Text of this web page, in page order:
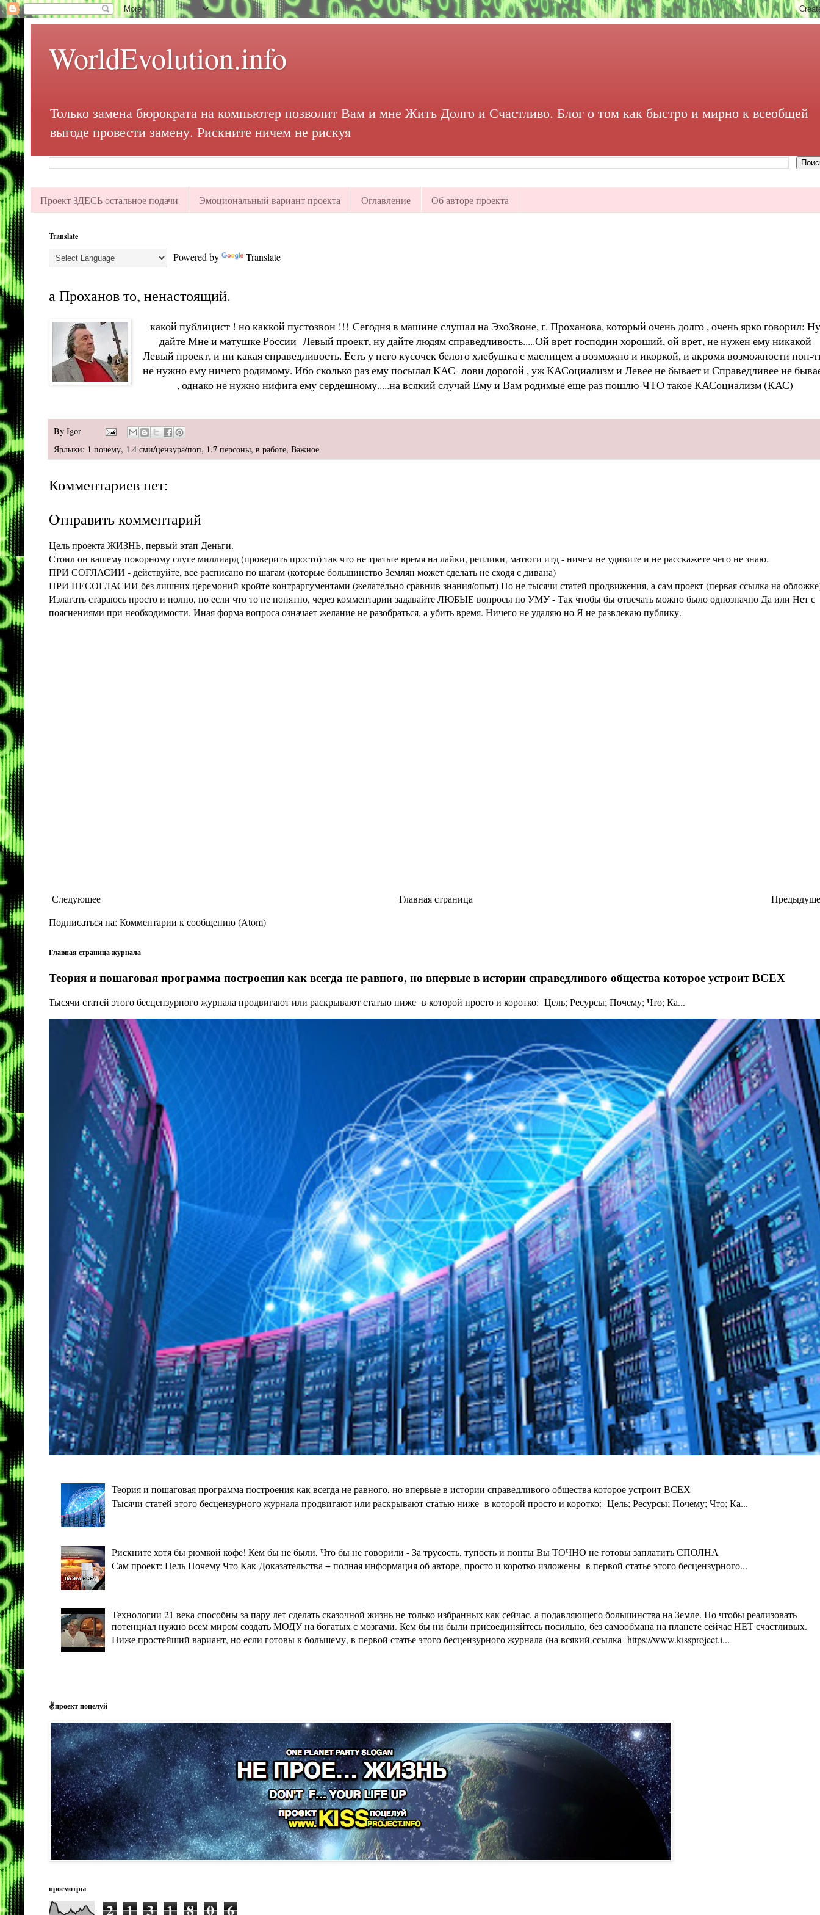
WorldEvolution.info
Только замена бюрократа на компьютер позволит Вам и мне Жить Долго и Счастливо. Блог о том как быстро и мирно к всеобщей
выгоде провести замену. Рискните ничем не рискуя
Проект ЗДЕСЬ остальное подачи Эмоциональный вариант проекта Оглавление Об авторе проекта
Translate
Powered by Translate
а Проханов то, ненастоящий.
какой публицист ! но каккой пустозвон !!! Сегодня в машине слушал на ЭхоЗвоне, г. Проханова, который очень долго , очень ярко говорил: Ну
дайте Мне и матушке России Левый проект, ну дайте людям справедливость.....Ой врет господин хороший, ой врет, не нужен ему никакой
Левый проект, и ни какая справедливость. Есть у него кусочек белого хлебушка с маслицем а возможно и икоркой, и акромя возможности поп-
не нужно ему ничего родимому. Ибо сколько раз ему посылал КАС- лови дорогой , уж КАСоциализм и Левее не бывает и Справедливее не
, однако не нужно нифига ему сердешному.....на всякий случай Ему и Вам родимые еще раз пошлю-ЧТО такое КАСоциализм (КАС)
By Igor
Ярлыки: 1 почему, 1.4 сми/цензура/поп, 1.7 персоны, в работе, Важное
Комментариев нет:
Отправить комментарий
Цель проекта ЖИЗНЬ, первый этап Деньги.
Стоил он вашему покорному слуге миллиард (проверить просто) так что не тратьте время на лайки, реплики, матюги итд - ничем не удивите и не расскажете чего не знаю.
ПРИ СОГЛАСИИ - действуйте, все расписано по шагам (которые большинство Землян может сделать не сходя с дивана)
ПРИ НЕСОГЛАСИИ без лишних церемоний кройте контраргументами (желательно сравнив знания/опыт) Но не тысячи статей продвижения, а сам проект (первая ссылка на
Излагать стараюсь просто и полно, но если что то не понятно, через комментарии задавайте ЛЮБЫЕ вопросы по УМУ - Так чтобы бы отвечать можно было однозначно Да или Нет с
пояснениями при необходимости. Иная форма вопроса означает желание не разобраться, а убить время. Ничего не удаляю но Я не развлекаю публику.
Следующее
Главная страница
Подписаться на: Комментарии к сообщению (Atom)
Главная страница журнала
Теория и пошаговая программа построения как всегда не равного, но впервые в истории справедливого общества которое устроит ВСЕХ
Тысячи статей этого бесцензурного журнала продвигают или раскрывают статью ниже в которой просто и коротко: Цель; Ресурсы; Почему; Что; Ка...
Теория и пошаговая программа построения как всегда не равного, но впервые в истории справедливого общества которое устроит ВСЕХ
Тысячи статей этого бесцензурного журнала продвигают или раскрывают статью ниже в которой просто и коротко: Цель; Ресурсы; Почему; Что; Ка...
Рискните хотя бы рюмкой кофе! Кем бы не были, Что бы не говорили - За трусость, тупость и понты Вы ТОЧНО не готовы заплатить СПОЛНА
Сам проект: Цель Почему Что Как Доказательства + полная информация об авторе, просто и коротко изложены в первой статье этого бесцензурного...
Технологии 21 века способны за пару лет сделать сказочной жизнь не только избранных как сейчас, а подавляющего большинства на Земле. Но чтобы реализовать
потенциал нужно всем миром создать МОДУ на богатых с мозгами. Кем бы ни были присоединяйтесь посильно, без самообмана на планете сейчас НЕТ счастливых.
Ниже простейший вариант, но если готовы к большему, в первой статье этого бесцензурного журнала (на всякий ссылка https://www.kissproject.i...
✌проект поцелуй
просмотры
2 1 3 1 8 0 6